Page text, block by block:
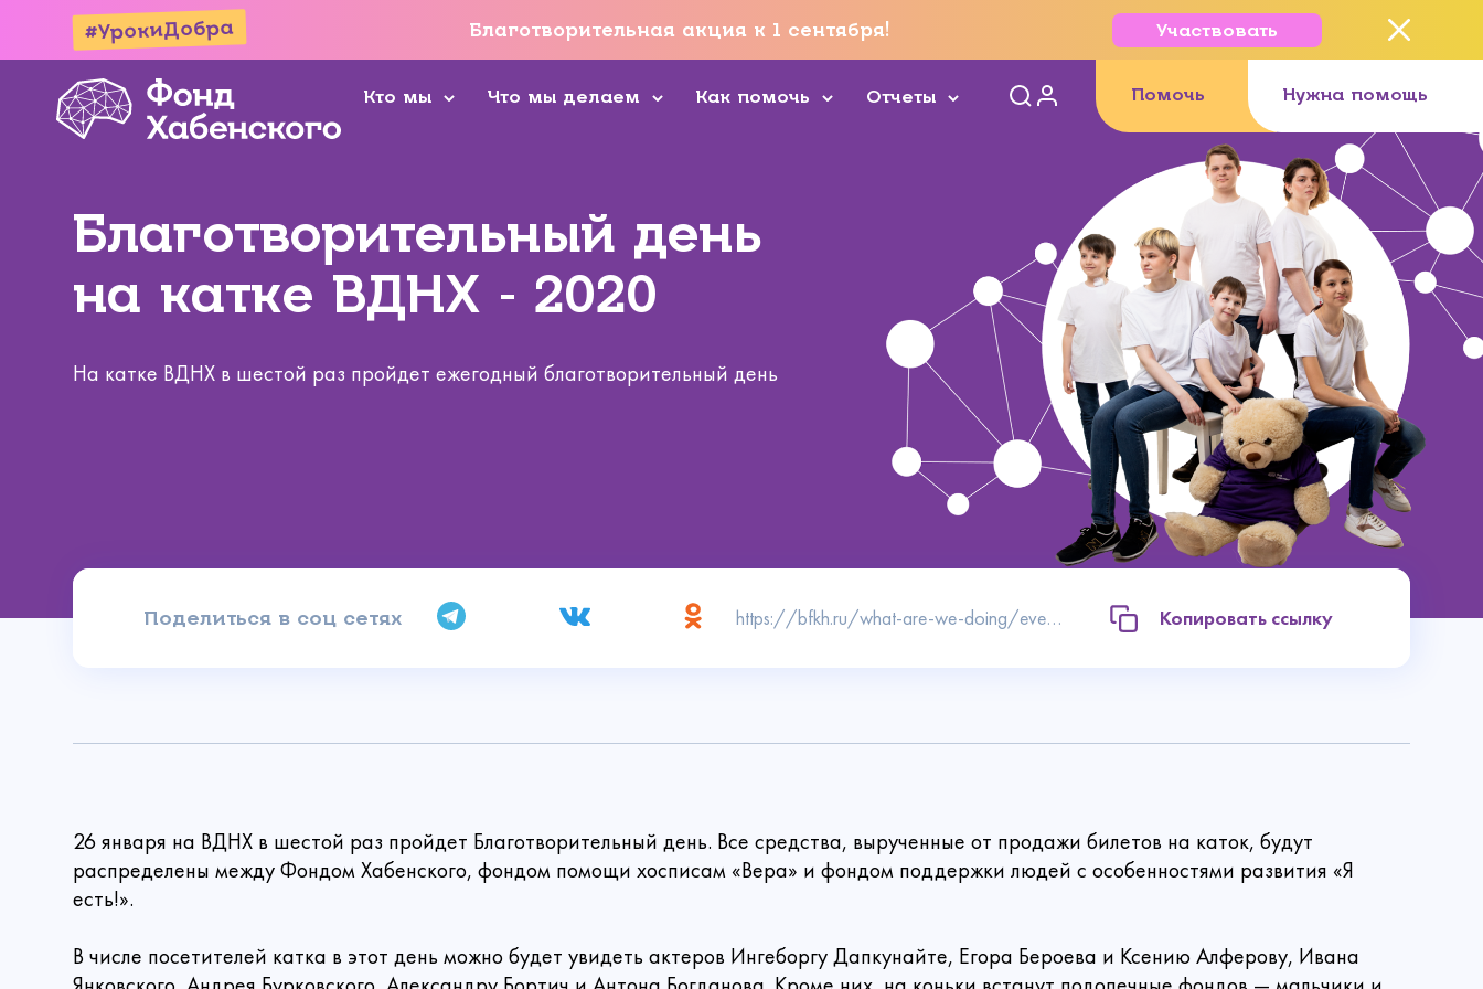
#УрокиДобра Благотворительная акция к 1 сентября! Участвовать
Кто мы Что мы делаем Как помочь Отчеты Помочь Нужна помощь
Благотворительный день
на катке ВДНХ - 2020
На катке ВДНХ в шестой раз пройдет ежегодный благотворительный день
Поделиться в соц сетях https://bfkh.ru/what-are-we-doing/events/blagotvoritelnyy-den-na-katke-vdnkh-2020/ Копировать ссылку
26 января на ВДНХ в шестой раз пройдет Благотворительный день. Все средства, вырученные от продажи билетов на каток, будут
распределены между Фондом Хабенского, фондом помощи хосписам «Вера» и фондом поддержки людей с особенностями развития «Я
есть!».
В числе посетителей катка в этот день можно будет увидеть актеров Ингеборгу Дапкунайте, Егора Бероева и Ксению Алферову, Ивана
Спасибо!
Создать аккаунт
Введите
Ваш email
Способ Контакты